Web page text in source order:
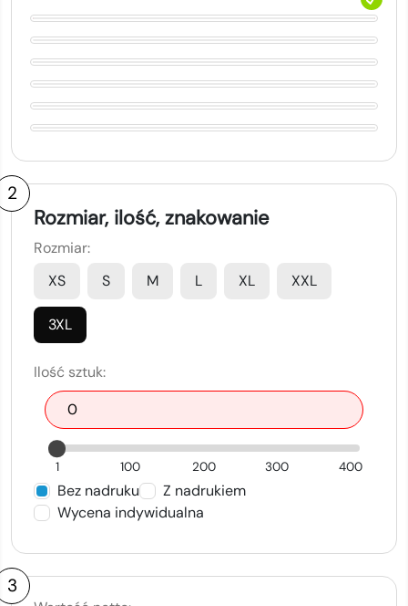
2
Rozmiar, ilość, znakowanie
Rozmiar:
XS
S M L XL XXL
3XL
Ilość sztuk:
1 100 200 300 400
Bez nadruku
Z nadrukiem
Wycena indywidualna
3